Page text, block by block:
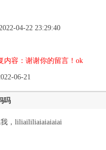
04-22 23:29:40
内容：谢谢你的留言！ok
06-21
吗
，liliaililiaiaiaiaiai